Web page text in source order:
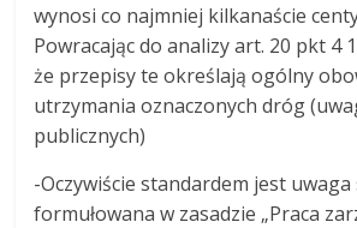
wynosi co najmniej kilkanaście
Powracając do analizy art. 20 pkt 4
że przepisy te określają ogólny
utrzymania oznaczonych dróg
publicznych)
-Oczywiście standardem jest uwaga
formułowana w zasadzie „Praca